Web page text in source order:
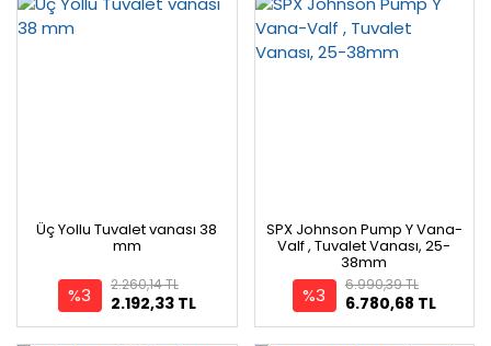
Üç Yollu Tuvalet vanası 38
mm
%3 2.192,33 TL
2.260,14 TL
SPX Johnson Pump Y Vana-
Valf , Tuvalet Vanası, 25-
38mm
%3 6.780,68 TL
6.990,39 TL